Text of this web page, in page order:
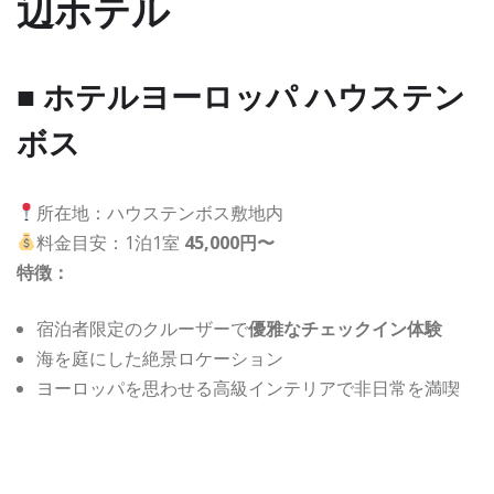
辺ホテル
■ ホテルヨーロッパ ハウステン
ボス
所在地：ハウステンボス敷地内
料金目安：1泊1室 45,000円〜
特徴：
宿泊者限定のクルーザーで優雅なチェックイン体験
海を庭にした絶景ロケーション
ヨーロッパを思わせる高級インテリアで非日常を満喫